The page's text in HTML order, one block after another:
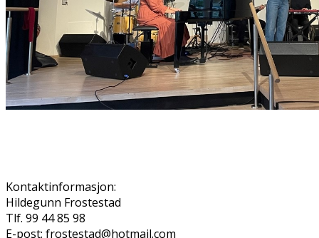
Kontaktinformasjon:
Hildegunn Frostestad
Tlf. 99 44 85 98
E-post: frostestad@hotmail.com